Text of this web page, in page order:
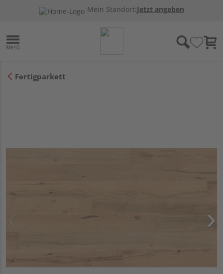
Mein Standort:Jetzt angeben
Fertigparkett